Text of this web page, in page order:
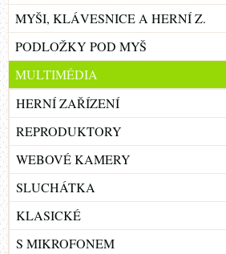
MYŠI, KLÁVESNICE A HERNÍ Z.
PODLOŽKY POD MYŠ
MULTIMÉDIA
HERNÍ ZAŘÍZENÍ
REPRODUKTORY
WEBOVÉ KAMERY
SLUCHÁTKA
KLASICKÉ
S MIKROFONEM